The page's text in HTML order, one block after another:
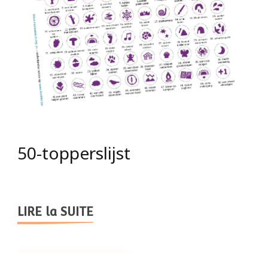
50-topperslijst
LIRE la SUITE